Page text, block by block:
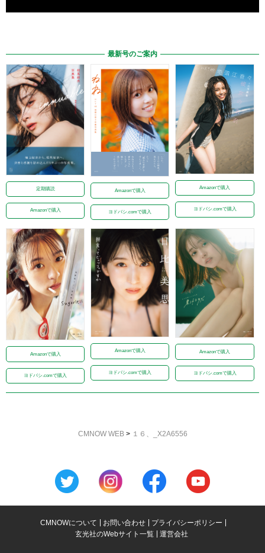
最新号のご案内
定期購読
Amazonで購入
Amazonで購入
ヨドバシ.comで購入
Amazonで購入
ヨドバシ.comで購入
Amazonで購入
ヨドバシ.comで購入
Amazonで購入
ヨドバシ.comで購入
Amazonで購入
ヨドバシ.comで購入
CMNOW WEB> １６、_X2A6556
CMNOWについて お問い合わせ
プライバシーポリシー
玄光社のWebサイト一覧
運営会社